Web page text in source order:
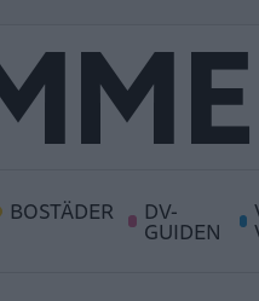
BOSTÄDER DV-
GUIDEN